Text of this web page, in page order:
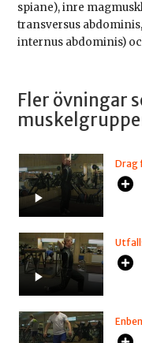
spiane), inre
transversus
internus abdominis)
Fler övningar
Drag